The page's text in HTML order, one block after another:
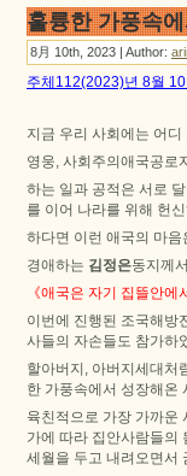
훌륭한 가풍속
8月 10th, 2023 | Author:
주체112(2023)년 8월
지금 우리 사회에는 어
영웅, 사회주의애국공
하는 일과 공적은 서로
를 이어 나라를 위해 헌
하다면 이런 애국의 마
경애하는 김정은동지께
《애국은 자기 집뜰안에
이번에 진행된 조국해방
사들의 자손들도 참가하
할아버지, 아버지세대처
한 가풍속에서 성장해온
육친적으로 가장 가까운
가에 따라 집안사람들의
세월을 두고 내려오면서